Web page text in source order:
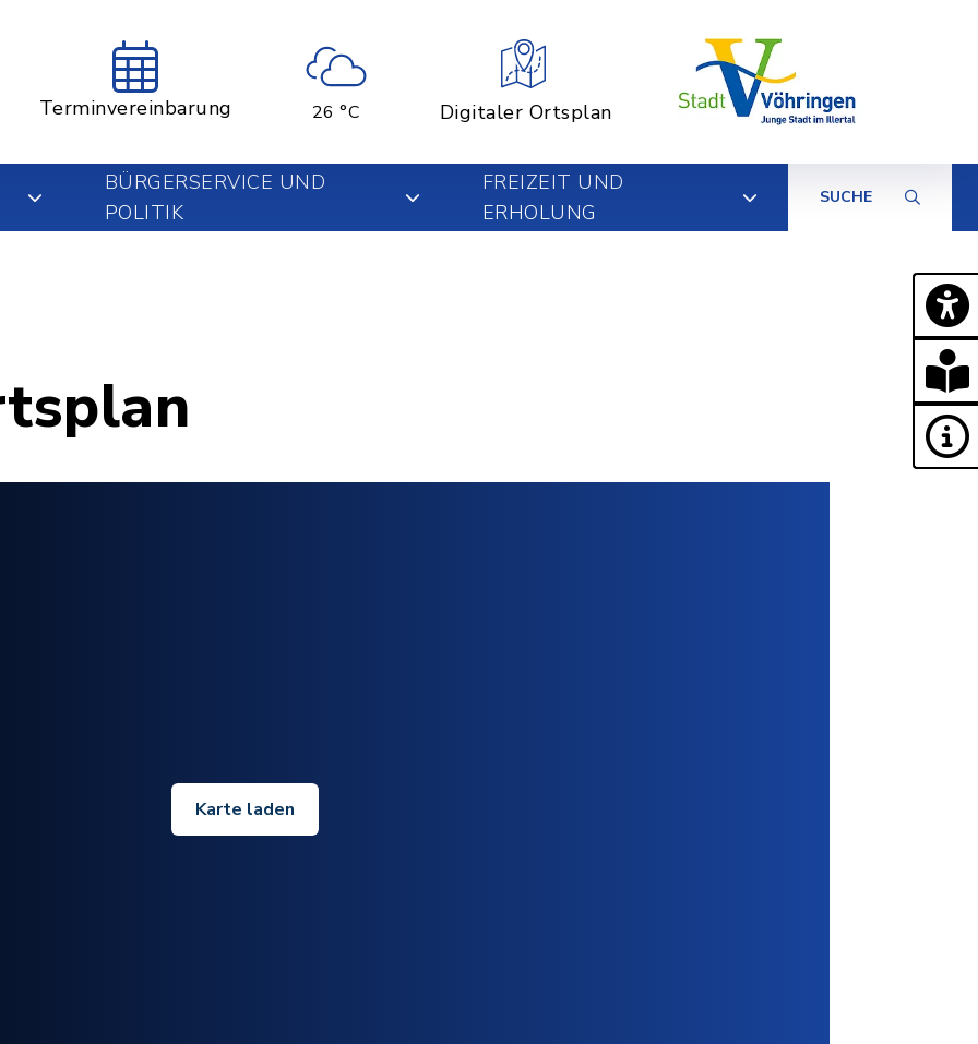
Terminvereinbarung 26 °C Digitaler Ortsplan
BÜRGERSERVICE UND
POLITIK
FREIZEIT UND
ERHOLUNG
SUCHE
Karte laden